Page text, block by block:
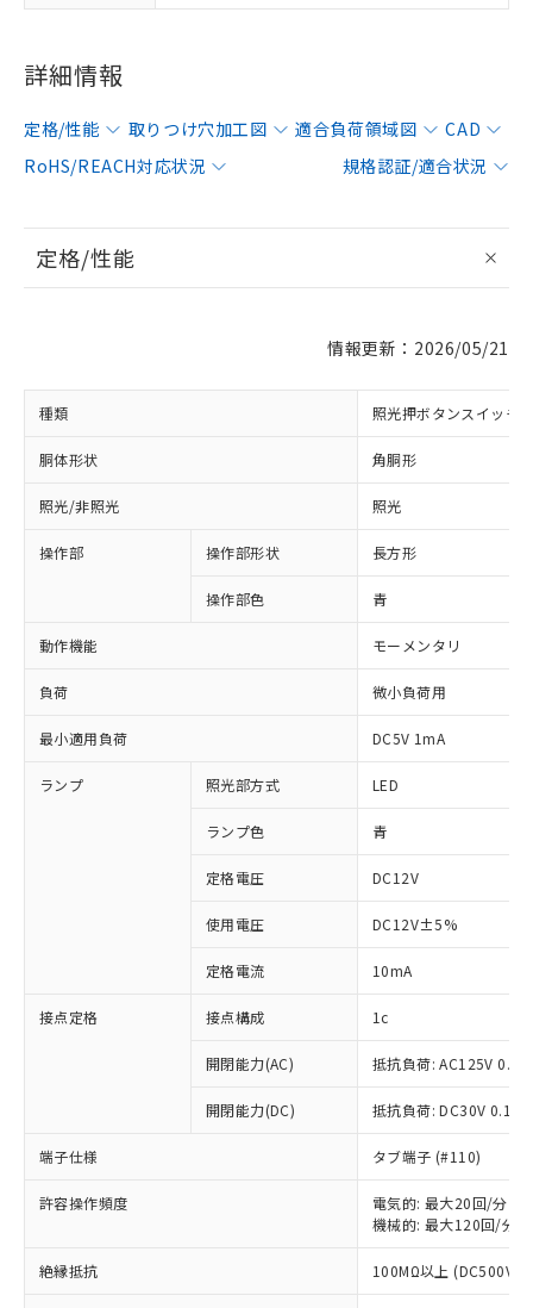
詳細情報
定格/性能 取りつけ穴加工図 適合負荷領域図
CAD
RoHS/REACH対応状況
規格認証/適合状況
定格/性能
情報更新：2026/05/21
種類 照光押ボタンスイッチ
胴体形状 角胴形
照光/非照光 照光
操作部 操作部形状 長方形
操作部色 青
動作機能 モーメンタリ
負荷 微小負荷用
最小適用負荷 DC5V 1mA
ランプ 照光部方式 LED
ランプ色 青
定格電圧 DC12V
使用電圧 DC12V±5%
定格電流 10mA
接点定格 接点構成 1c
開閉能力(AC) 抵抗負荷: AC125V 0.1A
開閉能力(DC) 抵抗負荷: DC30V 0.1A
端子仕様 タブ端子 (#110)
許容操作頻度
電気的: 最大20回/分
機械的: 最大120回/分
絶縁抵抗 100MΩ以上 (DC500Vメ
※1 対応状況
対応済み：EU RoHS指令（10物質）の
非含有に対応した製品が提供可能な商品で